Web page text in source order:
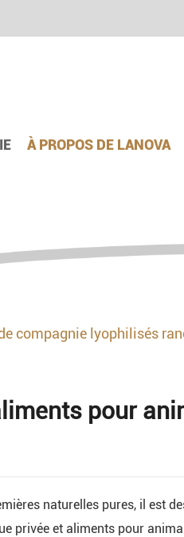
À PROPOS DE LANOVA
compagnie lyophilisés
pour
naturelles pures, il est
privée et aliments pour